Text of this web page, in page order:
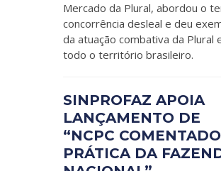
Mercado da Plural, abordou o
concorrência desleal e deu
da atuação combativa da Plural
todo o território brasileiro.
SINPROFAZ APOIA
LANÇAMENTO DE
“NCPC
PRÁTICA DA